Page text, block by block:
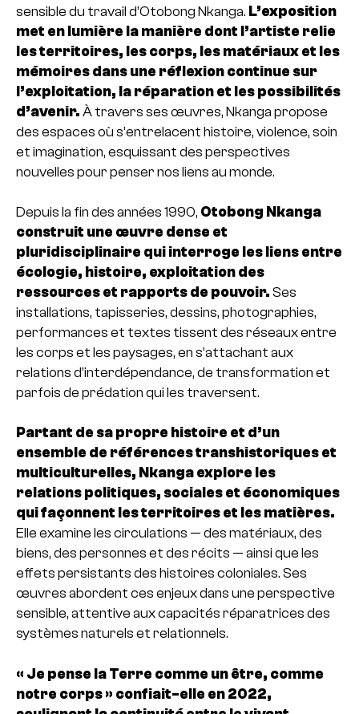
sensible du travail d’Otobong Nkanga. L’exposition
met en lumière la manière dont l’artiste relie
les territoires, les corps, les matériaux et les
mémoires dans une réflexion continue sur
l’exploitation, la réparation et les possibilités
d’avenir. À travers ses œuvres, Nkanga propose
des espaces où s’entrelacent histoire, violence, soin
et imagination, esquissant des perspectives
nouvelles pour penser nos liens au monde.
Depuis la fin des années 1990, Otobong Nkanga
construit une œuvre dense et
pluridisciplinaire qui interroge les liens entre
écologie, histoire, exploitation des
ressources et rapports de pouvoir. Ses
installations, tapisseries, dessins, photographies,
performances et textes tissent des réseaux entre
les corps et les paysages, en s’attachant aux
relations d’interdépendance, de transformation et
parfois de prédation qui les traversent.
Partant de sa propre histoire et d’un
ensemble de références transhistoriques et
multiculturelles, Nkanga explore les
relations politiques, sociales et économiques
qui façonnent les territoires et les matières.
Elle examine les circulations — des matériaux, des
biens, des personnes et des récits — ainsi que les
effets persistants des histoires coloniales. Ses
œuvres abordent ces enjeux dans une perspective
sensible, attentive aux capacités réparatrices des
systèmes naturels et relationnels.
« Je pense la Terre comme un être, comme
notre corps » confiait-elle en 2022,